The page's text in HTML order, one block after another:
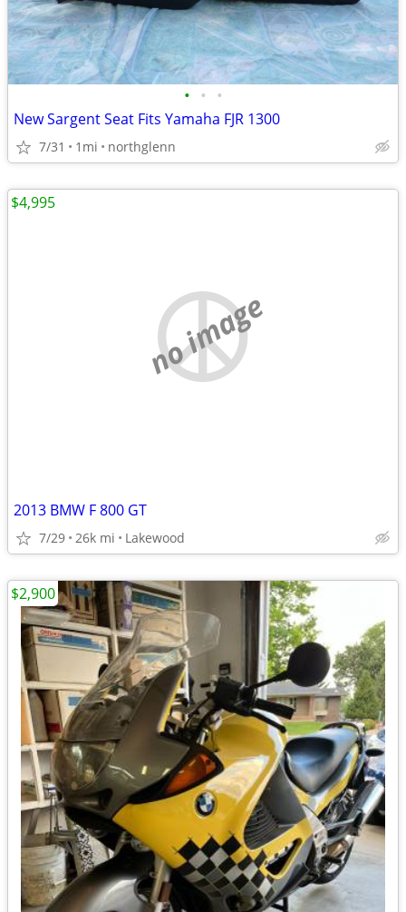
• • •
New Sargent Seat Fits Yamaha FJR 1300
7/31 1mi northglenn
no image
2013 BMW F 800 GT
7/29 26k mi Lakewood
$4,995
$2,900